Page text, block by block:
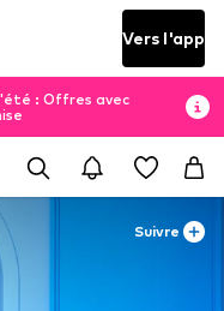
Vers l'app
: Offres avec
Suivre